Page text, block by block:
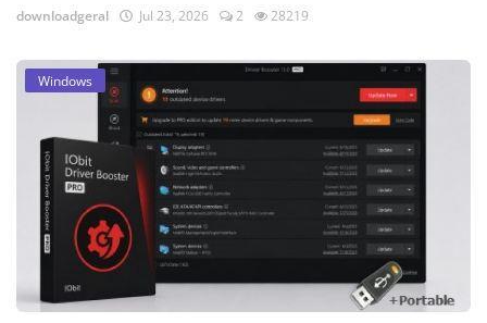
downloadgeral Jul 23, 2026 2 28219
Windows